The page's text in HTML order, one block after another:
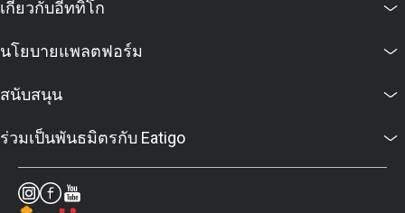
นั่งของท่าน หากมาถึงก่อนเวลา 15 นาที การจองของ
* ส่วนลดใช้ได้กับบุฟเฟ่ต์เท่านั้น ไม่สามารถใช้กับเมนูอลา
คำถามที่พบบ่อย (FAQ)
ตอบ: โกจิ คิทเช่น + บาร์ เป็นร้านอาหารบุฟเฟต์ระดับ
พรีเมียม ให้บริการอาหารนานาชาติครบครัน มีทั้งมุมซี
ฟู้ดสดใหม่ เนื้อย่าง พาสต้า ซูชิ ซาชิมิ และอาหารไทย
เกี่ยวกับอีททิโก
นโยบายแพลตฟอร์ม
สนับสนุน
ร่วมเป็นพันธมิตรกับ Eatigo